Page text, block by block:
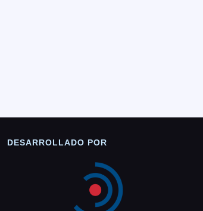
DESARROLLADO POR